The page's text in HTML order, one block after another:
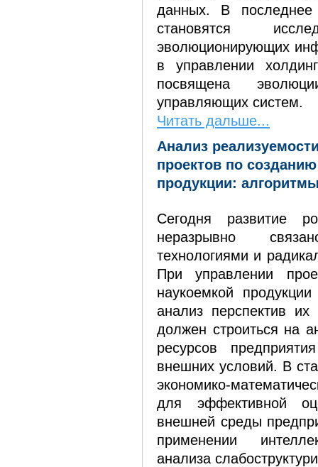
данных. В последнее
становятся
эволюционирующих
в управлении
посвящена
управляющих систем.
Читать дальше...
Анализ
проектов по
продукции:
Сегодня развитие
неразрывно
технологиями и
При управлении
наукоемкой
анализ перспектив их
должен строиться на
ресурсов
внешних условий. В
экономико-
для эффективной
внешней среды
применении
анализа